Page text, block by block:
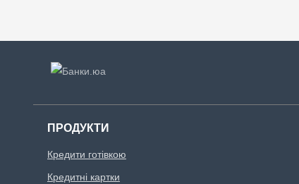
ПРОДУКТИ
Кредити готівкою
Кредитні картки